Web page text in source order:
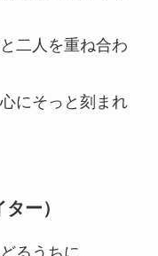
二人を重ね合わ
にそっと刻まれ
ー）
るうちに、